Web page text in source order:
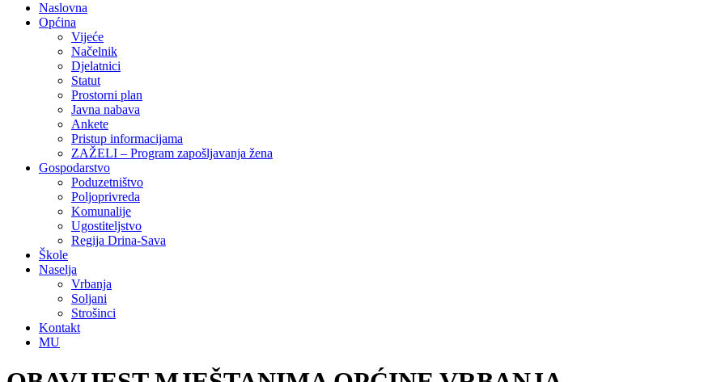
Naslovna
Općina
Vijeće
Načelnik
Djelatnici
Statut
Prostorni plan
Javna nabava
Ankete
Pristup informacijama
ZAŽELI – Program zapošljavanja žena
Gospodarstvo
Poduzetništvo
Poljoprivreda
Komunalije
Ugostiteljstvo
Regija Drina-Sava
Škole
Naselja
Vrbanja
Soljani
Strošinci
Kontakt
MU